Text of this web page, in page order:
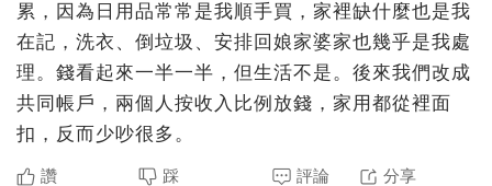
累，因為日用品常常是我順手買，家裡缺什麼也是我
在記，洗衣、倒垃圾、安排回娘家婆家也幾乎是我處
理。錢看起來一半一半，但生活不是。後來我們改成
共同帳戶，兩個人按收入比例放錢，家用都從裡面
扣，反而少吵很多。
讚 踩 評論 分享